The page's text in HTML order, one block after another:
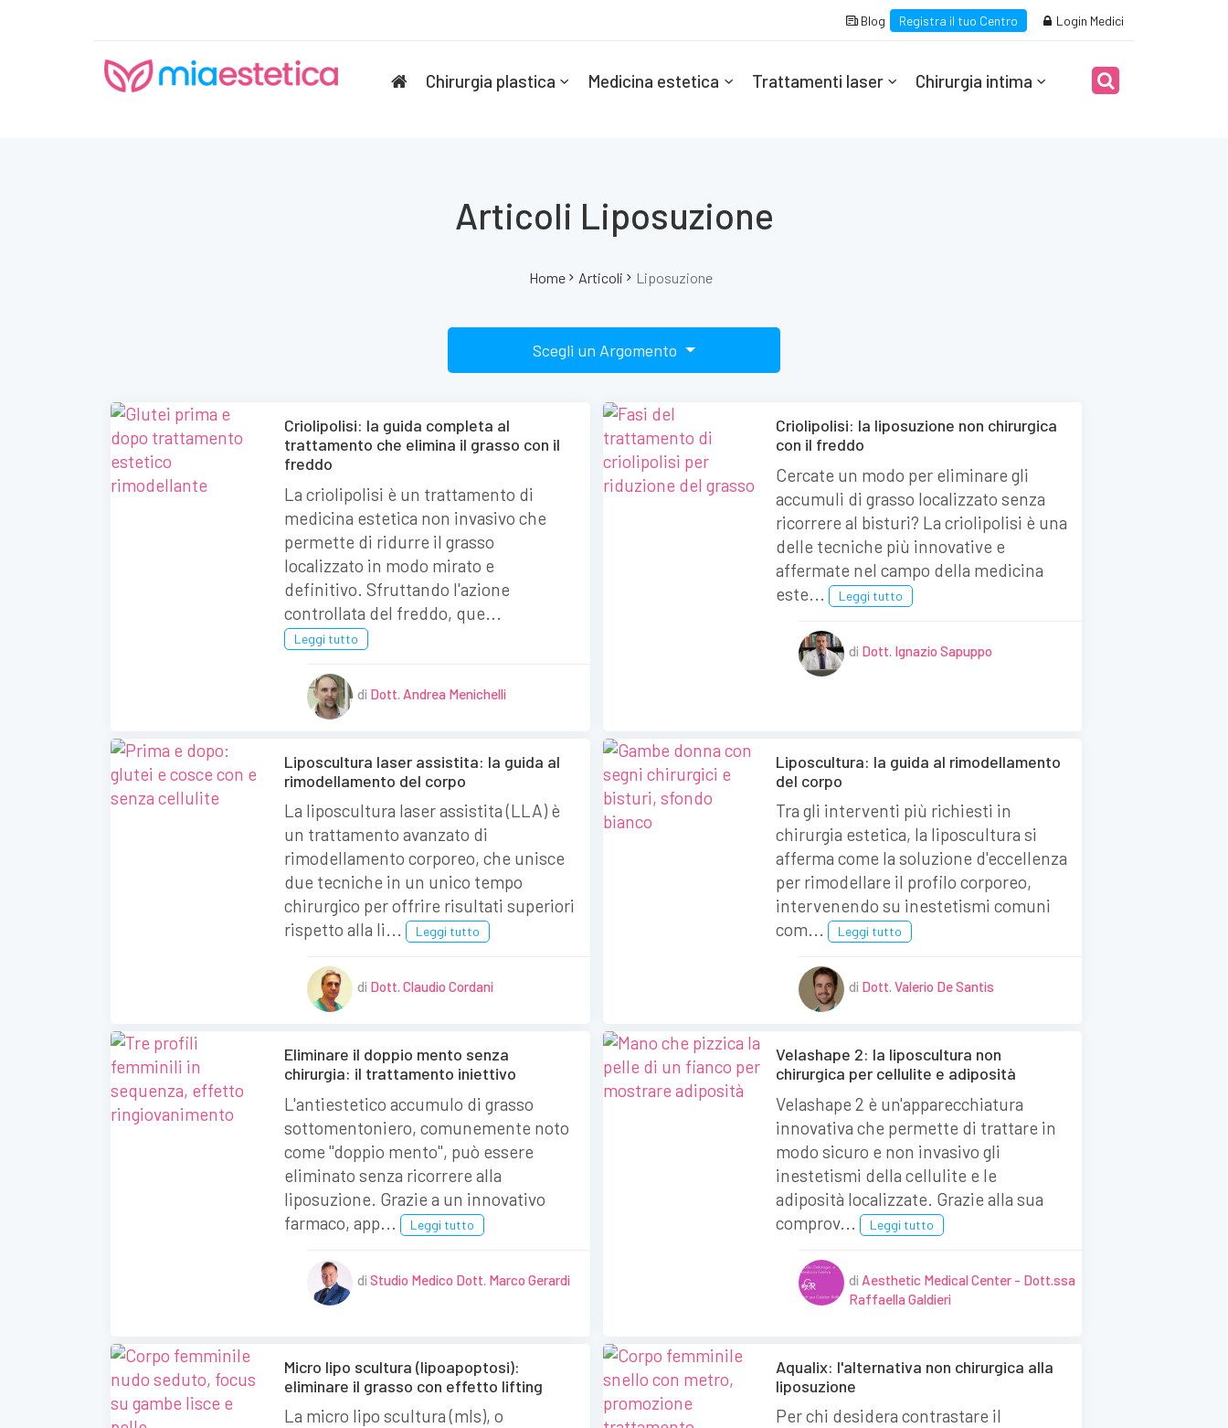
Blog Registra il tuo Centro Login Medici
Chirurgia plastica Medicina estetica Trattamenti laser Chirurgia intima
Articoli Liposuzione
Home Articoli Liposuzione
Scegli un Argomento
Criolipolisi: la guida completa al
trattamento che elimina il grasso con il
freddo
La criolipolisi è un trattamento di
medicina estetica non invasivo che
permette di ridurre il grasso
localizzato in modo mirato e
definitivo. Sfruttando l'azione
controllata del freddo, que...
Leggi tutto
di Dott. Andrea Menichelli
Criolipolisi: la liposuzione non chirurgica
con il freddo
Cercate un modo per eliminare gli
accumuli di grasso localizzato senza
ricorrere al bisturi? La criolipolisi è una
delle tecniche più innovative e
affermate nel campo della medicina
este...
Leggi tutto
di Dott. Ignazio Sapuppo
Liposcultura laser assistita: la guida al
rimodellamento del corpo
La liposcultura laser assistita (LLA) è
un trattamento avanzato di
rimodellamento corporeo, che unisce
due tecniche in un unico tempo
chirurgico per offrire risultati superiori
rispetto alla li...
Leggi tutto
di Dott. Claudio Cordani
Liposcultura: la guida al rimodellamento
del corpo
Tra gli interventi più richiesti in
chirurgia estetica, la liposcultura si
afferma come la soluzione d'eccellenza
per rimodellare il profilo corporeo,
intervenendo su inestetismi comuni
com...
Leggi tutto
di Dott. Valerio De Santis
Eliminare il doppio mento senza
chirurgia: il trattamento iniettivo
L'antiestetico accumulo di grasso
sottomentoniero, comunemente noto
come "doppio mento", può essere
eliminato senza ricorrere alla
liposuzione. Grazie a un innovativo
farmaco, app...
Leggi tutto
di Studio Medico Dott. Marco Gerardi
Velashape 2: la liposcultura non
chirurgica per cellulite e adiposità
Velashape 2 è un'apparecchiatura
innovativa che permette di trattare in
modo sicuro e non invasivo gli
inestetismi della cellulite e le
adiposità localizzate. Grazie alla sua
comprov...
Leggi tutto
di Aesthetic Medical Center - Dott.ssa
Raffaella Galdieri
Micro lipo scultura (lipoapoptosi):
eliminare il grasso con effetto lifting
La micro lipo scultura (mls), o
Aqualix: l'alternativa non chirurgica alla
liposuzione
Per chi desidera contrastare il